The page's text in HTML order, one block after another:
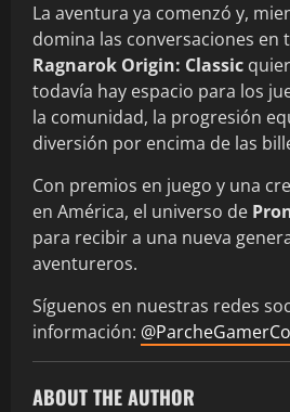
La aventura ya comenzó y,
domina las conversaciones en
Ragnarok Origin: Classic
todavía hay espacio para los
la comunidad, la progresión
diversión por encima de las
Con premios en juego y una
en América, el universo de
para recibir a una nueva
aventureros.
Síguenos en nuestras redes
información:
ABOUT THE AUTHOR